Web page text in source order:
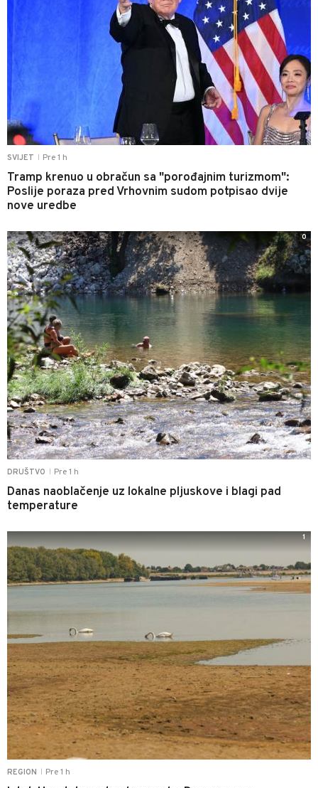
SVIJET Pre 1 h
Tramp krenuo u obračun sa "porođajnim turizmom":
Poslije poraza pred Vrhovnim sudom potpisao dvije
nove uredbe
DRUŠTVO Pre 1 h
Danas naoblačenje uz lokalne pljuskove i blagi pad
temperature
0
REGION Pre 1 h
1